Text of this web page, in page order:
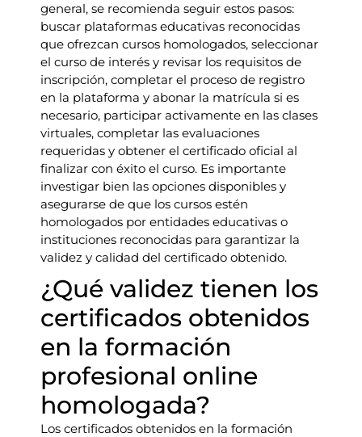
general, se recomienda seguir estos pasos:
buscar plataformas educativas reconocidas
que ofrezcan cursos homologados, seleccionar
el curso de interés y revisar los requisitos de
inscripción, completar el proceso de registro
en la plataforma y abonar la matrícula si es
necesario, participar activamente en las clases
virtuales, completar las evaluaciones
requeridas y obtener el certificado oficial al
finalizar con éxito el curso. Es importante
investigar bien las opciones disponibles y
asegurarse de que los cursos estén
homologados por entidades educativas o
instituciones reconocidas para garantizar la
validez y calidad del certificado obtenido.
¿Qué validez tienen los
certificados obtenidos
en la formación
profesional online
homologada?
Los certificados obtenidos en la formación